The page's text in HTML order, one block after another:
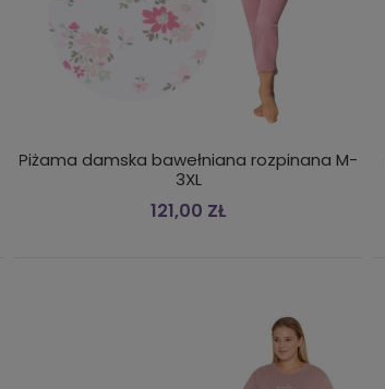
Piżama damska bawełniana rozpinana M-
3XL
121,00 ZŁ